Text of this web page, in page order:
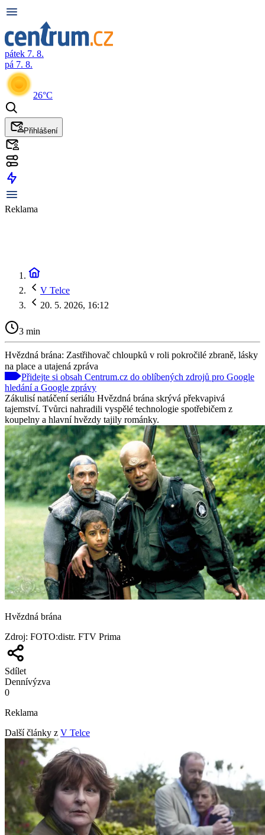
pátek 7. 8.
pá 7. 8.
26°C
Přihlášení
Reklama
V Telce
20. 5. 2026, 16:12
3 min
Hvězdná brána: Zastřihovač chloupků v roli pokročilé zbraně, lásky
na place a utajená zpráva
Přidejte si obsah Centrum.cz do oblíbených zdrojů pro Google
hledání a Google zprávy
Zákulisí natáčení seriálu Hvězdná brána skrývá překvapivá
tajemství. Tvůrci nahradili vyspělé technologie spotřebičem z
koupelny a hlavní hvězdy tajily románky.
Hvězdná brána
Zdroj: FOTO:distr. FTV Prima
Sdílet
Dennívýzva
0
Reklama
Další články z V Telce